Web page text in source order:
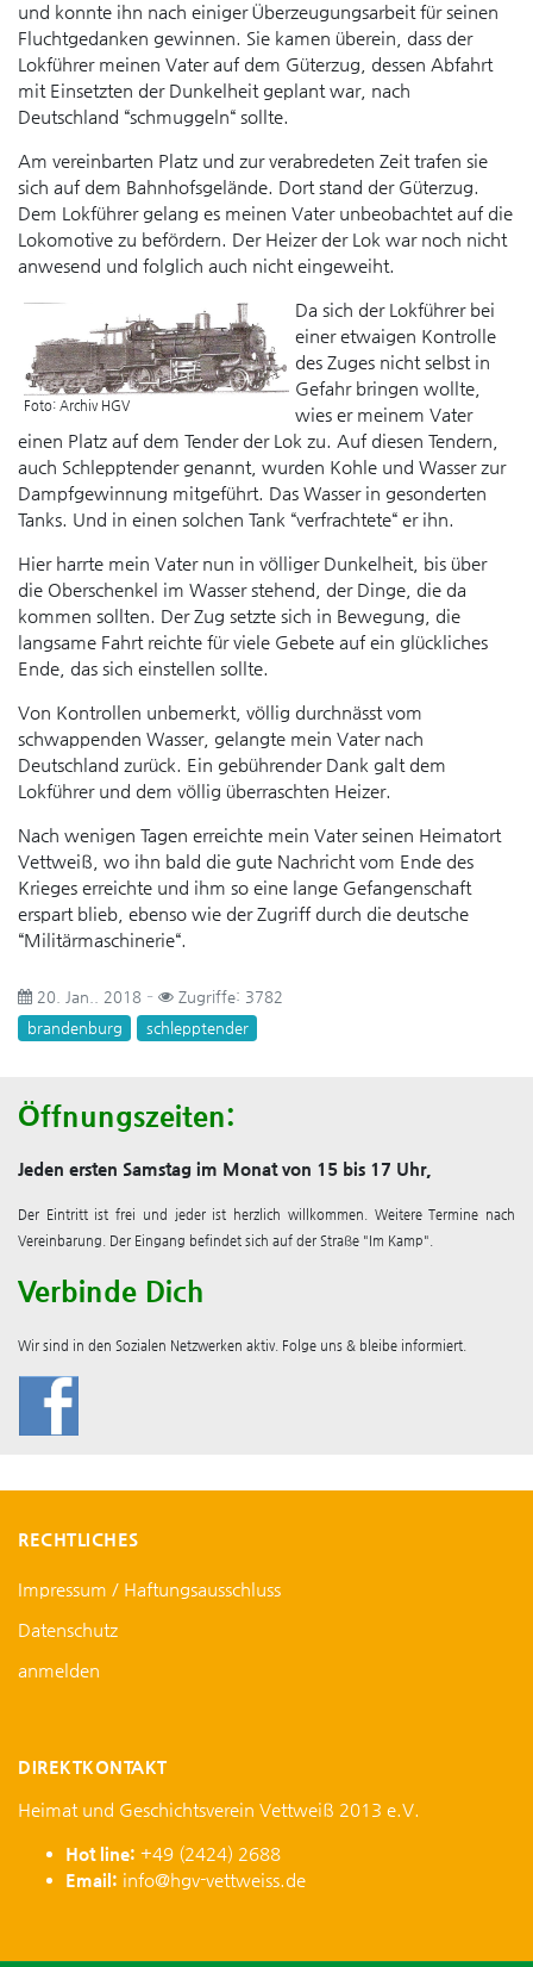
und konnte ihn nach einiger Überzeugungsarbeit für seinen
Fluchtgedanken gewinnen. Sie kamen überein, dass der
Lokführer meinen Vater auf dem Güterzug, dessen Abfahrt
mit Einsetzten der Dunkelheit geplant war, nach
Deutschland “schmuggeln“ sollte.
Am vereinbarten Platz und zur verabredeten Zeit trafen sie
sich auf dem Bahnhofsgelände. Dort stand der Güterzug.
Dem Lokführer gelang es meinen Vater unbeobachtet auf die
Lokomotive zu befördern. Der Heizer der Lok war noch nicht
anwesend und folglich auch nicht eingeweiht.
Foto: Archiv HGV
Da sich der Lokführer bei
einer etwaigen Kontrolle
des Zuges nicht selbst in
Gefahr bringen wollte,
wies er meinem Vater
einen Platz auf dem Tender der Lok zu. Auf diesen Tendern,
auch Schlepptender genannt, wurden Kohle und Wasser zur
Dampfgewinnung mitgeführt. Das Wasser in gesonderten
Tanks. Und in einen solchen Tank “verfrachtete“ er ihn.
Hier harrte mein Vater nun in völliger Dunkelheit, bis über
die Oberschenkel im Wasser stehend, der Dinge, die da
kommen sollten. Der Zug setzte sich in Bewegung, die
langsame Fahrt reichte für viele Gebete auf ein glückliches
Ende, das sich einstellen sollte.
Von Kontrollen unbemerkt, völlig durchnässt vom
schwappenden Wasser, gelangte mein Vater nach
Deutschland zurück. Ein gebührender Dank galt dem
Lokführer und dem völlig überraschten Heizer.
Nach wenigen Tagen erreichte mein Vater seinen Heimatort
Vettweiß, wo ihn bald die gute Nachricht vom Ende des
Krieges erreichte und ihm so eine lange Gefangenschaft
erspart blieb, ebenso wie der Zugriff durch die deutsche
“Militärmaschinerie“.
20. Jan.. 2018
Zugriffe: 3782
brandenburg
schlepptender
Öffnungszeiten:
Jeden ersten Samstag im Monat von 15 bis 17 Uhr,
Der Eintritt ist frei und jeder ist herzlich willkommen. Weitere Termine nach
Vereinbarung. Der Eingang befindet sich auf der Straße "Im Kamp".
Verbinde Dich
Wir sind in den Sozialen Netzwerken aktiv. Folge uns & bleibe informiert.
RECHTLICHES
Impressum / Haftungsausschluss
Datenschutz
anmelden
DIREKTKONTAKT
Heimat und Geschichtsverein Vettweiß 2013 e.V.
Hot line: +49 (2424) 2688
Email: info@hgv-vettweiss.de